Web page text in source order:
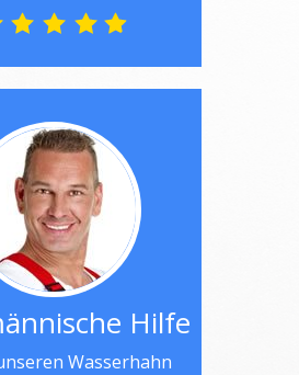
Hilfe
Wasserhahn